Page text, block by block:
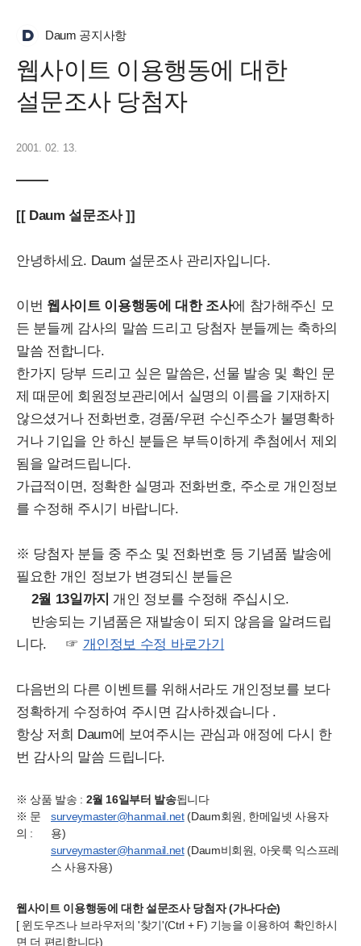
Daum 공지사항
웹사이트 이용행동에 대한
설문조사 당첨자
2001. 02. 13.
[[ Daum 설문조사 ]]
안녕하세요. Daum 설문조사 관리자입니다.
이번 웹사이트 이용행동에 대한 조사에 참가해주신 모
든 분들께 감사의 말씀 드리고 당첨자 분들께는 축하의
말씀 전합니다.
한가지 당부 드리고 싶은 말씀은, 선물 발송 및 확인 문
제 때문에 회원정보관리에서 실명의 이름을 기재하지
않으셨거나 전화번호, 경품/우편 수신주소가 불명확하
거나 기입을 안 하신 분들은 부득이하게 추첨에서 제외
됨을 알려드립니다.
가급적이면, 정확한 실명과 전화번호, 주소로 개인정보
를 수정해 주시기 바랍니다.
※ 당첨자 분들 중 주소 및 전화번호 등 기념품 발송에
필요한 개인 정보가 변경되신 분들은
2월 13일까지 개인 정보를 수정해 주십시오.
반송되는 기념품은 재발송이 되지 않음을 알려드립
니다. ☞ 개인정보 수정 바로가기
다음번의 다른 이벤트를 위해서라도 개인정보를 보다
정확하게 수정하여 주시면 감사하겠습니다 .
항상 저희 Daum에 보여주시는 관심과 애정에 다시 한
번 감사의 말씀 드립니다.
※ 상품 발송 : 2월 16일부터 발송됩니다
※ 문
의 :
surveymaster@hanmail.net(Daum회원, 한메일넷 사용자
용)
surveymaster@hanmail.net(Daum비회원, 아웃룩 익스프레
스 사용자용)
웹사이트 이용행동에 대한 설문조사 당첨자 (가나다순)
[ 윈도우즈나 브라우저의 '찾기'(Ctrl + F) 기능을 이용하여 확인하시
면 더 편리합니다)